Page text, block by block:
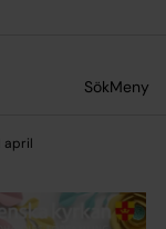
SökMeny
april